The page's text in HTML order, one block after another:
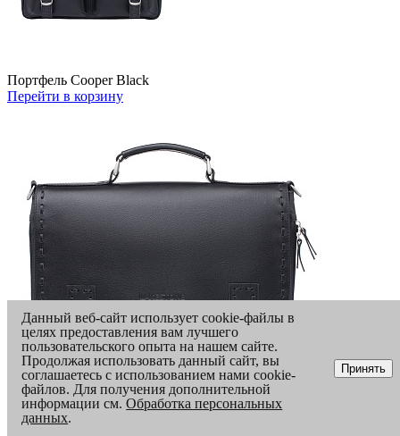
Портфель Cooper Black
Перейти в корзину
Данный веб-сайт использует cookie-файлы в
целях предоставления вам лучшего
пользовательского опыта на нашем сайте.
Продолжая использовать данный сайт, вы
соглашаетесь с использованием нами cookie-
файлов. Для получения дополнительной
информации см.Обработка персональных
данных.
Принять